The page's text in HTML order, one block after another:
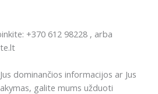
+370 612 98228 , arba
dominančios informacijos ar Jus
galite mums užduoti